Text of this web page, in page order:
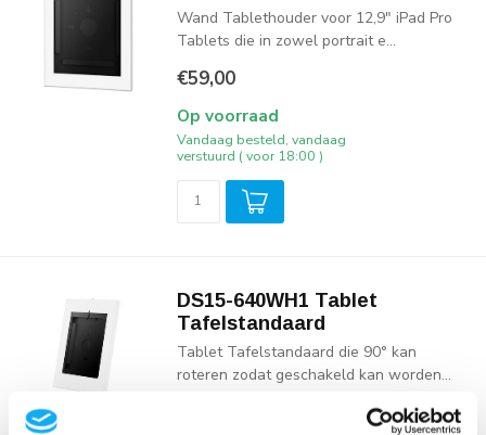
Wand Tablethouder voor 12,9" iPad Pro
Tablets die in zowel portrait e...
€59,00
Op voorraad
Vandaag besteld, vandaag
verstuurd ( voor 18:00 )
DS15-640WH1 Tablet
Tafelstandaard
Tablet Tafelstandaard die 90° kan
roteren zodat geschakeld kan worden...